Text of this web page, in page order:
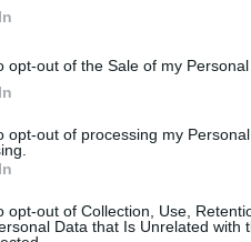
opt-out of the Sale of my Personal
opt-out of processing my
opt-out of Collection, Use,
Data that Is Unrelated with